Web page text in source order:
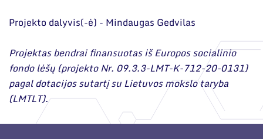
Projekto dalyvis(-ė) - Mindaugas Gedvilas
Projektas bendrai finansuotas iš Europos socialinio
fondo lėšų (projekto Nr. 09.3.3-LMT-K-712-20-0131)
pagal dotacijos sutartį su Lietuvos mokslo taryba
(LMTLT).